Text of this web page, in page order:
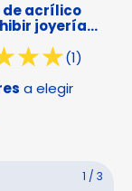
de acrílico
joyería
(1)
a elegir
1 / 3